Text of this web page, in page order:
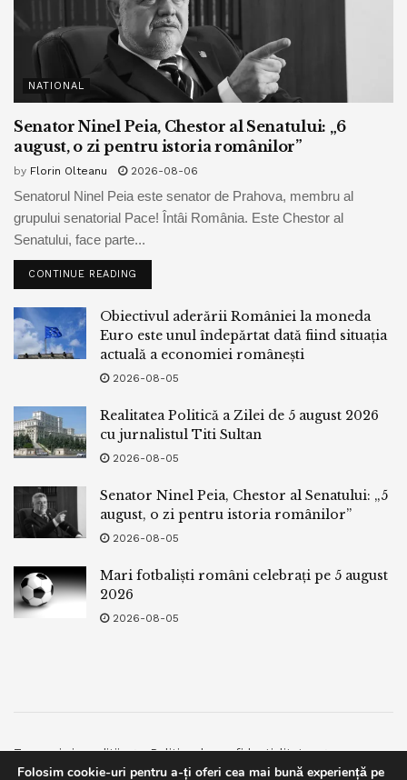
NATIONAL
Senator Ninel Peia, Chestor al Senatului: „6
august, o zi pentru istoria românilor”
by Florin Olteanu 2026-08-06
Senatorul Ninel Peia este senator de Prahova, membru al
grupului senatorial Pace! Întâi România. Este Chestor al
Senatului, face parte...
CONTINUE READING
Obiectivul aderării României la moneda
Euro este unul îndepărtat dată fiind situația
actuală a economiei românești
2026-08-05
Realitatea Politică a Zilei de 5 august 2026
cu jurnalistul Titi Sultan
2026-08-05
Senator Ninel Peia, Chestor al Senatului: „5
august, o zi pentru istoria românilor”
2026-08-05
Mari fotbaliști români celebrați pe 5 august
2026
2026-08-05
Termeni si conditii
Politica de confidentialitate
Facebook
Contact
Folosim cookie-uri pentru a-ți oferi cea mai bună experiență pe